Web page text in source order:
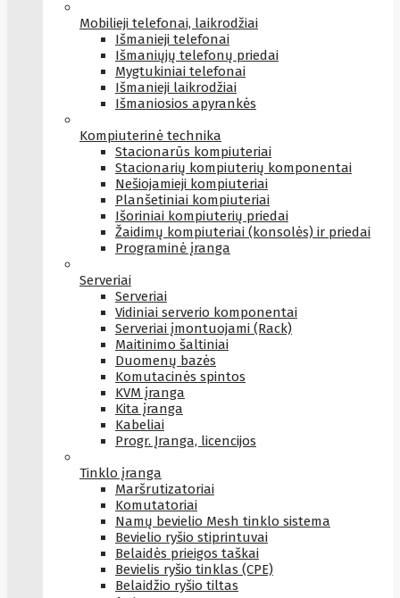
Mobilieji telefonai, laikrodžiai
Išmanieji telefonai
Išmaniųjų telefonų priedai
Mygtukiniai telefonai
Išmanieji laikrodžiai
Išmaniosios apyrankės
Kompiuterinė technika
Stacionarūs kompiuteriai
Stacionarių kompiuterių komponentai
Nešiojamieji kompiuteriai
Planšetiniai kompiuteriai
Išoriniai kompiuterių priedai
Žaidimų kompiuteriai (konsolės) ir priedai
Programinė įranga
Serveriai
Serveriai
Vidiniai serverio komponentai
Serveriai įmontuojami (Rack)
Maitinimo šaltiniai
Duomenų bazės
Komutacinės spintos
KVM įranga
Kita įranga
Kabeliai
Progr. Įranga, licencijos
Tinklo įranga
Maršrutizatoriai
Komutatoriai
Namų bevielio Mesh tinklo sistema
Bevielio ryšio stiprintuvai
Belaidės prieigos taškai
Bevielis ryšio tinklas (CPE)
Belaidžio ryšio tiltas